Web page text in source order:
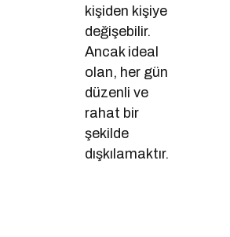
kişiden kişiye
değişebilir.
Ancak ideal
olan, her gün
düzenli ve
rahat bir
şekilde
dışkılamaktır.